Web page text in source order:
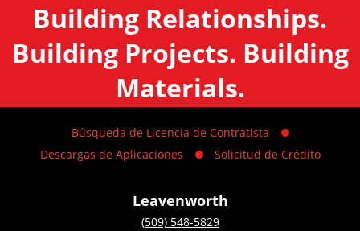
Building Relationships.
Building Projects. Building
Materials.
Búsqueda de Licencia de Contratista
Descargas de Aplicaciones
Solicitud de Crédito
Leavenworth
(509) 548-5829